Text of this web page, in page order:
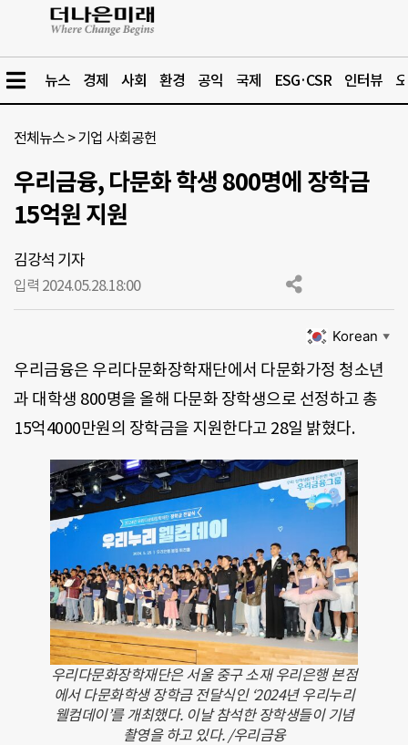
뉴스 경제 사회 환경 공익 국제 ESG·CSR 인터뷰
전체뉴스 >기업 사회공헌
우리금융, 다문화 학생 800명에 장학금
15억원 지원
김강석 기자
입력 2024.05.28.18:00
Korean ▼
우리금융은 우리다문화장학재단에서 다문화가정 청소년
과 대학생 800명을 올해 다문화 장학생으로 선정하고 총
15억4000만원의 장학금을 지원한다고 28일 밝혔다.
우리다문화장학재단은 서울 중구 소재 우리은행 본점
에서 다문화학생 장학금 전달식인 ‘2024년 우리누리
웰컴데이’를 개최했다. 이날 참석한 장학생들이 기념
촬영을 하고 있다. /우리금융